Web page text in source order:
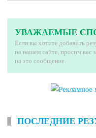
УВАЖАЕМЫЕ
Если вы хотите добавить
на нашем сайте, просим вас
на это сообщение.
ПОСЛЕДНИЕ